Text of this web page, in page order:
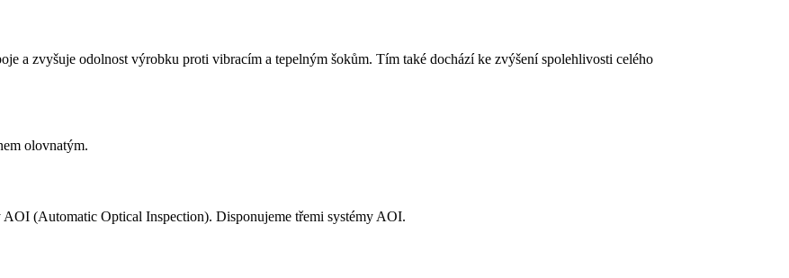
a zvyšuje odolnost výrobku proti vibracím a tepelným šokům. Tím také dochází ke zvýšení spolehlivosti celého
olovnatým.
(Automatic Optical Inspection). Disponujeme třemi systémy AOI.